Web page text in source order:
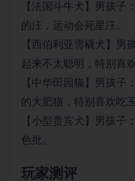
【法国斗牛犬】男孩子
的汪，运动会死星汪。
【西伯利亚雪橇犬】男
起来不太聪明，特别喜
【中华田园猫】男孩子
的大肥猫，特别喜欢吃玉
【小型贵宾犬】男孩子
色批。
玩家测评